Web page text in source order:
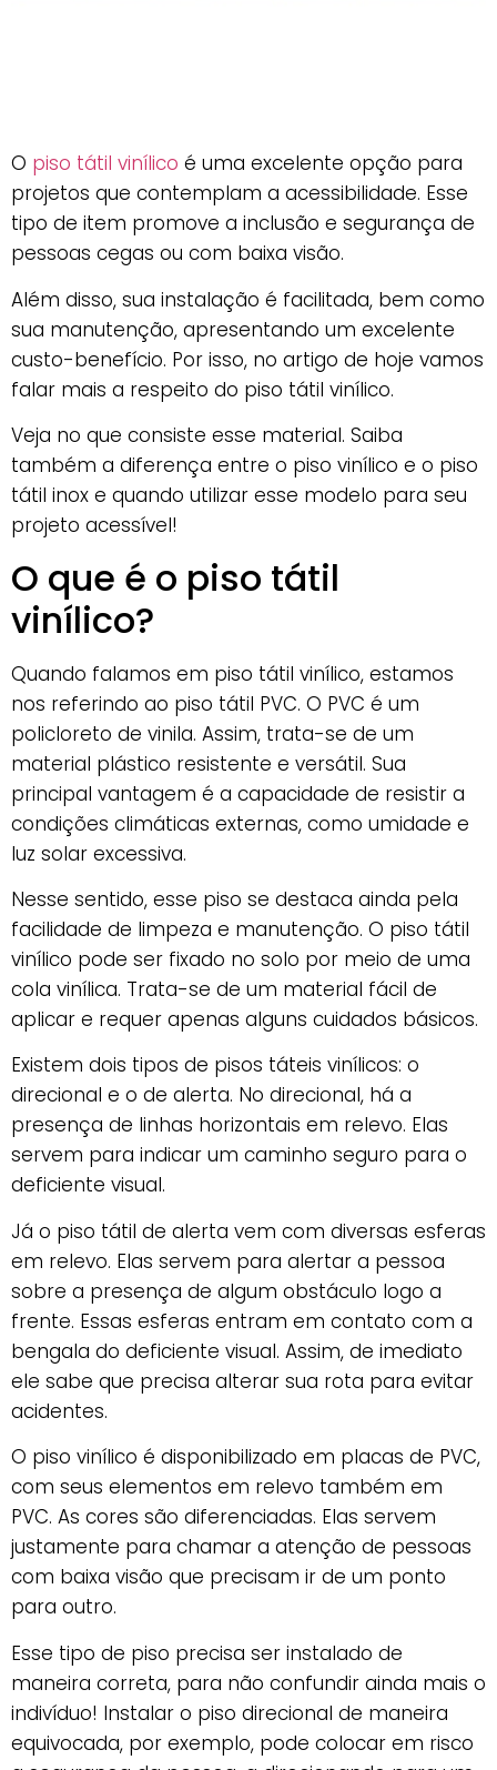
O piso tátil vinílico é uma excelente opção para
projetos que contemplam a acessibilidade. Esse
tipo de item promove a inclusão e segurança de
pessoas cegas ou com baixa visão.
Além disso, sua instalação é facilitada, bem como
sua manutenção, apresentando um excelente
custo-benefício. Por isso, no artigo de hoje vamos
falar mais a respeito do piso tátil vinílico.
Veja no que consiste esse material. Saiba
também a diferença entre o piso vinílico e o piso
tátil inox e quando utilizar esse modelo para seu
projeto acessível!
O que é o piso tátil
vinílico?
Quando falamos em piso tátil vinílico, estamos
nos referindo ao piso tátil PVC. O PVC é um
policloreto de vinila. Assim, trata-se de um
material plástico resistente e versátil. Sua
principal vantagem é a capacidade de resistir a
condições climáticas externas, como umidade e
luz solar excessiva.
Nesse sentido, esse piso se destaca ainda pela
facilidade de limpeza e manutenção. O piso tátil
vinílico pode ser fixado no solo por meio de uma
cola vinílica. Trata-se de um material fácil de
aplicar e requer apenas alguns cuidados básicos.
Existem dois tipos de pisos táteis vinílicos: o
direcional e o de alerta. No direcional, há a
presença de linhas horizontais em relevo. Elas
servem para indicar um caminho seguro para o
deficiente visual.
Já o piso tátil de alerta vem com diversas esferas
em relevo. Elas servem para alertar a pessoa
sobre a presença de algum obstáculo logo a
frente. Essas esferas entram em contato com a
bengala do deficiente visual. Assim, de imediato
ele sabe que precisa alterar sua rota para evitar
acidentes.
O piso vinílico é disponibilizado em placas de PVC,
com seus elementos em relevo também em
PVC. As cores são diferenciadas. Elas servem
justamente para chamar a atenção de pessoas
com baixa visão que precisam ir de um ponto
para outro.
Esse tipo de piso precisa ser instalado de
maneira correta, para não confundir ainda mais o
indivíduo! Instalar o piso direcional de maneira
equivocada, por exemplo, pode colocar em risco